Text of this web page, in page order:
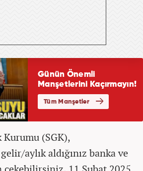
Kurumu (SGK),
aylık aldığınız banka ve